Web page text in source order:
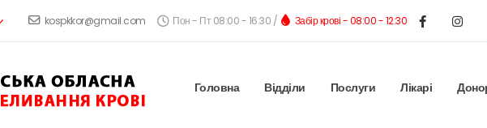
kospkkor@gmail.com Пон - Пт 08:00 - 16:30 / Забір крові - 08:00 - 12:30
Головна Відділи Послуги Лікарі